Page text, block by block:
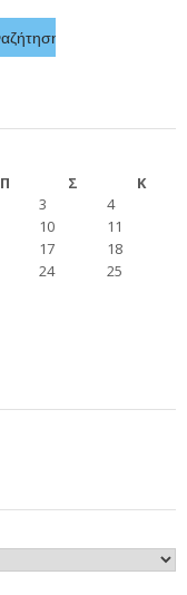
Π Σ Κ
3 4
10 11
17 18
24 25